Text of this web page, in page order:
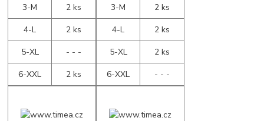
3-M
2 ks
4-L
2 ks
5-XL
- - -
6-XXL
2 ks
3-M
2 ks
4-L
2 ks
5-XL
2 ks
6-XXL
- - -